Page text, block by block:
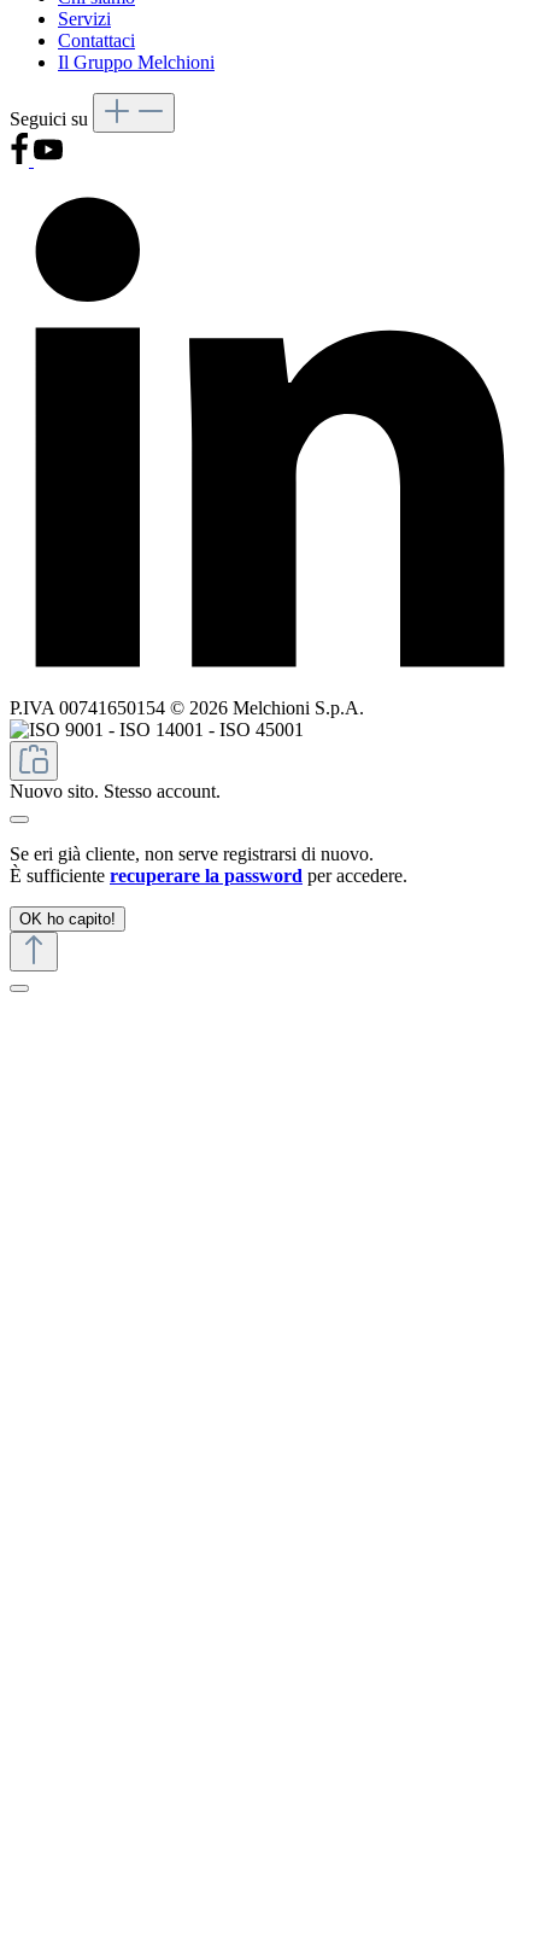
Servizi
Contattaci
Il Gruppo Melchioni
Seguici su
P.IVA 00741650154 © 2026 Melchioni S.p.A.
Nuovo sito. Stesso account.
Se eri già cliente, non serve registrarsi di nuovo.
È sufficiente recuperare la password per accedere.
OK ho capito!